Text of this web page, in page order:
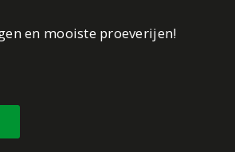
en mooiste proeverijen!